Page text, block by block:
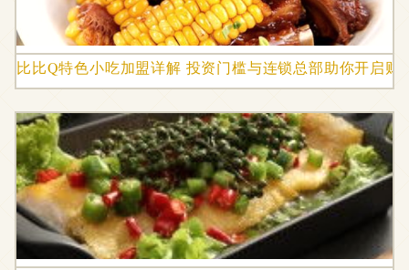
比比Q特色小吃加盟详解 投资门槛与连锁总部助你开启财